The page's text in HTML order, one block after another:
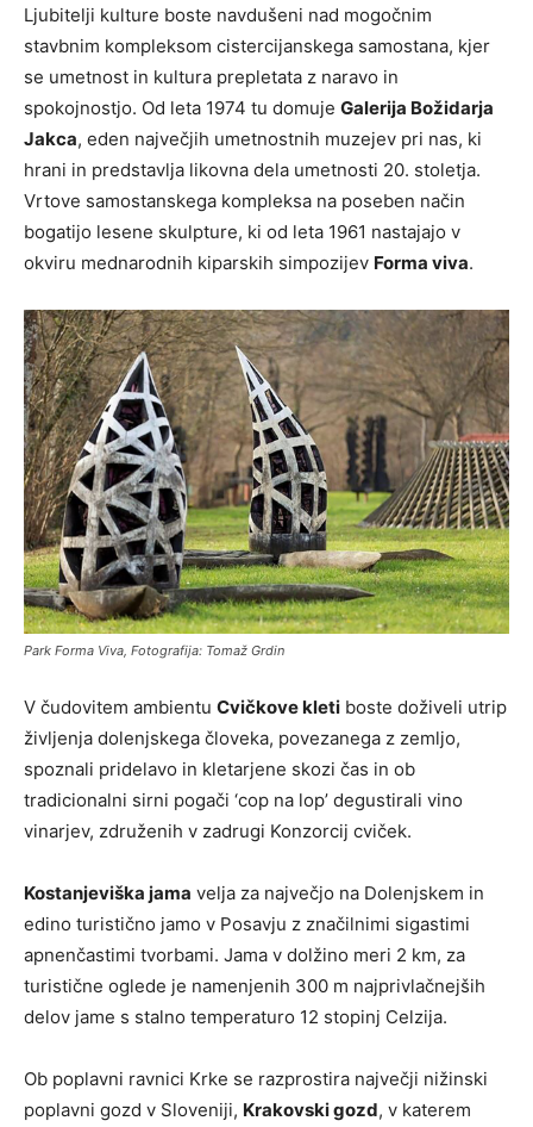
Ljubitelji kulture boste navdušeni nad mogočnim
stavbnim kompleksom cistercijanskega samostana, kjer
se umetnost in kultura prepletata z naravo in
spokojnostjo. Od leta 1974 tu domuje Galerija Božidarja
Jakca, eden največjih umetnostnih muzejev pri nas, ki
hrani in predstavlja likovna dela umetnosti 20. stoletja.
Vrtove samostanskega kompleksa na poseben način
bogatijo lesene skulpture, ki od leta 1961 nastajajo v
okviru mednarodnih kiparskih simpozijev Forma viva.
Park Forma Viva, Fotografija: Tomaž Grdin
V čudovitem ambientu Cvičkove kleti boste doživeli utrip
življenja dolenjskega človeka, povezanega z zemljo,
spoznali pridelavo in kletarjene skozi čas in ob
tradicionalni sirni pogači ‘cop na lop’ degustirali vino
vinarjev, združenih v zadrugi Konzorcij cviček.
Kostanjeviška jama velja za največjo na Dolenjskem in
edino turistično jamo v Posavju z značilnimi sigastimi
apnenčastimi tvorbami. Jama v dolžino meri 2 km, za
turistične oglede je namenjenih 300 m najprivlačnejših
delov jame s stalno temperaturo 12 stopinj Celzija.
Ob poplavni ravnici Krke se razprostira največji nižinski
poplavni gozd v Sloveniji, Krakovski gozd, v katerem